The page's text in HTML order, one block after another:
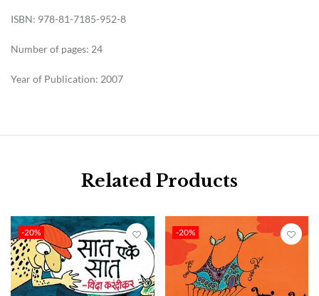
ISBN: 978-81-7185-952-8
Number of pages: 24
Year of Publication: 2007
Related Products
-20% -20%